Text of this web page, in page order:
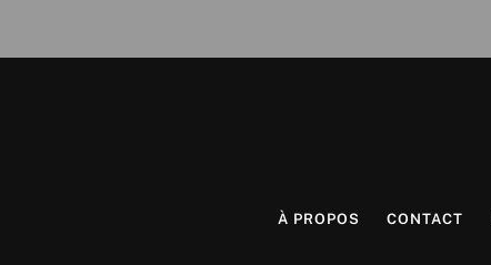
À PROPOS CONTACT